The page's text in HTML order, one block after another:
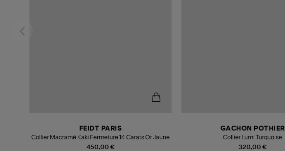
450,00 €
FEIDT PARIS
Collier Macramé Kaki Fermeture 14 Carats Or Jaune
320,00 €
GACHON POTHIER
Collier Lumi Turquoise